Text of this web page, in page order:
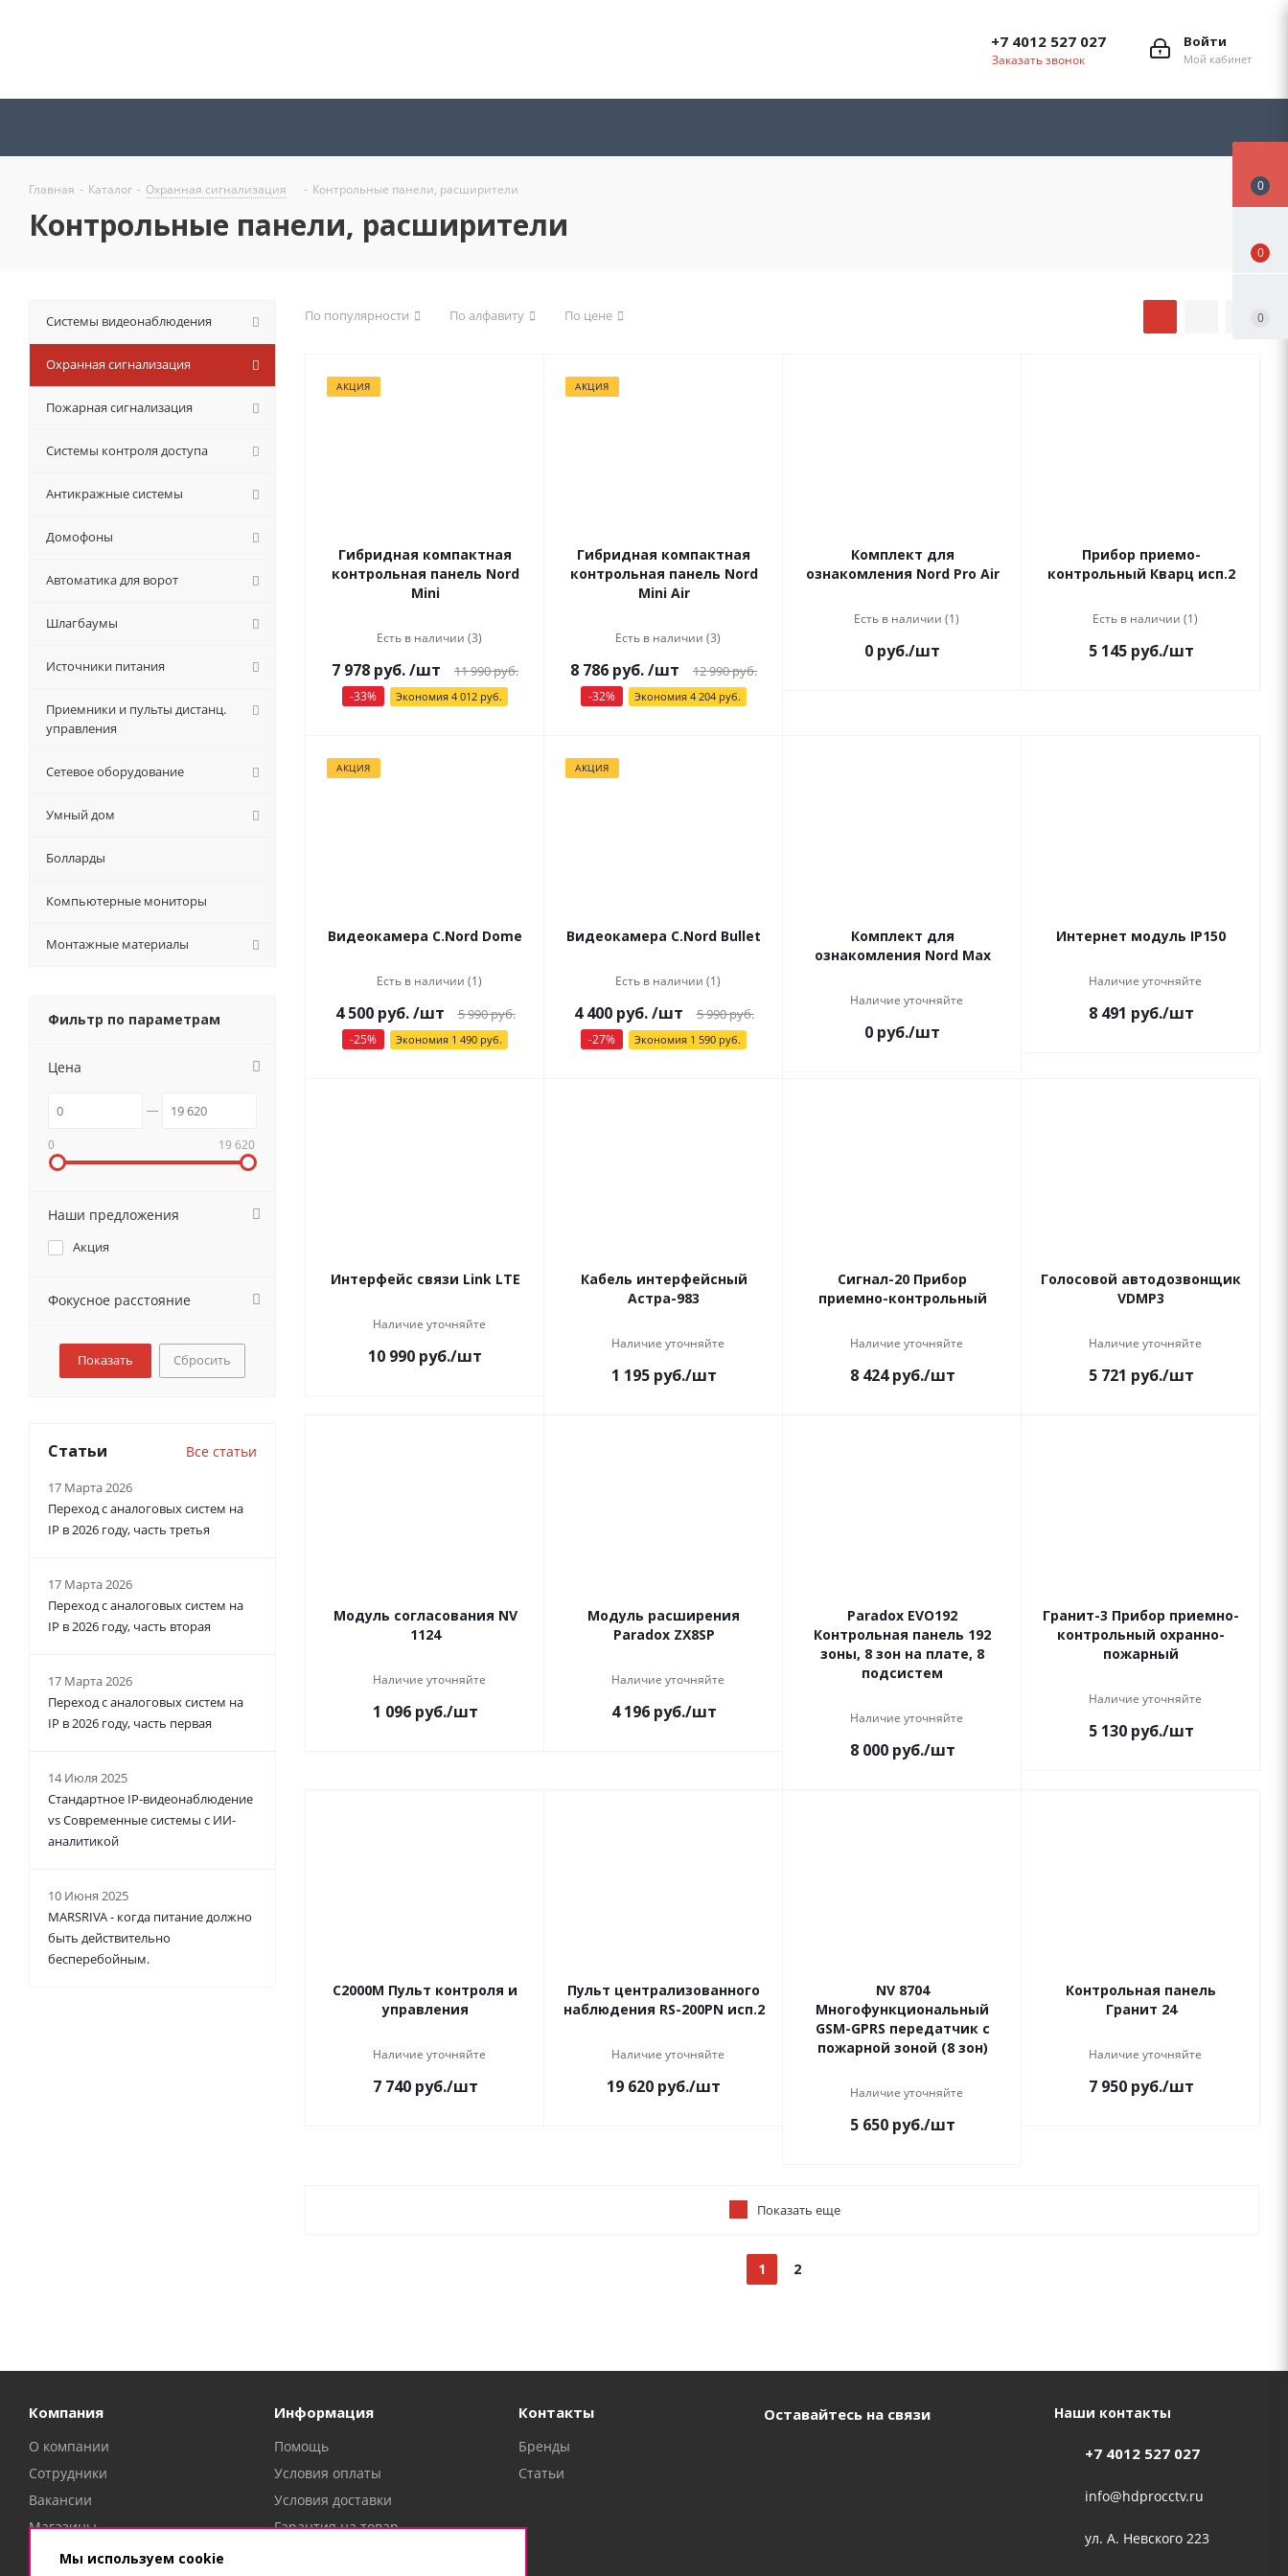
Войти
Мой кабинет
+7 4012 527 027
Заказать звонок
Главная - Каталог - Охранная сигнализация - Контрольные панели, расширители
Контрольные панели, расширители
По популярности По алфавиту По цене
АКЦИЯ
Гибридная компактная
контрольная панель Nord
Mini
Есть в наличии (3)
7 978 руб./шт 11 990руб.
-33% Экономия 4 012руб.
АКЦИЯ
Гибридная компактная
контрольная панель Nord
Mini Air
Есть в наличии (3)
8 786 руб./шт 12 990руб.
-32% Экономия 4 204руб.
Комплект для
ознакомления Nord Pro Air
Есть в наличии (1)
0 руб./шт
Прибор приемо-
контрольный Кварц исп.2
Есть в наличии (1)
5 145руб./шт
АКЦИЯ
Видеокамера C.Nord Dome
Есть в наличии (1)
4 500руб. /шт 5 990руб.
-25% Экономия 1 490руб.
АКЦИЯ
Видеокамера C.Nord Bullet
Есть в наличии (1)
4 400руб. /шт 5 990руб.
-27% Экономия 1 590руб.
Комплект для
ознакомления Nord Max
Наличие уточняйте
0 руб./шт
Интернет модуль IP150
Наличие уточняйте
8 491 руб./шт
Интерфейс связи Link LTE
Наличие уточняйте
10 990 руб./шт
Кабель интерфейсный
Астра-983
Наличие уточняйте
1 195руб./шт
Сигнал-20 Прибор
приемно-контрольный
Наличие уточняйте
8 424руб./шт
Голосовой автодозвонщик
VDMP3
Наличие уточняйте
5 721 руб./шт
Модуль согласования NV
1124
Наличие уточняйте
1 096руб./шт
Модуль расширения
Paradox ZX8SP
Наличие уточняйте
4 196руб./шт
Paradox EVO192
Контрольная панель 192
зоны, 8 зон на плате, 8
подсистем
Наличие уточняйте
8 000руб./шт
Гранит-3 Прибор приемно-
контрольный охранно-
пожарный
Наличие уточняйте
5 130руб./шт
С2000М Пульт контроля и
управления
Наличие уточняйте
7 740руб./шт
Пульт централизованного
наблюдения RS-200PN исп.2
Наличие уточняйте
19 620 руб./шт
NV 8704
Многофункциональный
GSM-GPRS передатчик с
пожарной зоной (8 зон)
Наличие уточняйте
5 650руб./шт
Контрольная панель
Гранит 24
Наличие уточняйте
7 950руб./шт
Показать еще
1 2
Системы видеонаблюдения
Охранная сигнализация
Пожарная сигнализация
Системы контроля доступа
Антикражные системы
Домофоны
Автоматика для ворот
Шлагбаумы
Источники питания
Приемники и пульты дистанц.
управления
Сетевое оборудование
Умный дом
Болларды
Компьютерные мониторы
Монтажные материалы
Фильтр по параметрам
Цена
0 19 620
Наши предложения
Акция
Фокусное расстояние
Сбросить
Статьи Все статьи
17 Марта 2026
Переход с аналоговых систем на
IP в 2026 году, часть третья
17 Марта 2026
Переход с аналоговых систем на
IP в 2026 году, часть вторая
17 Марта 2026
Переход с аналоговых систем на
IP в 2026 году, часть первая
14 Июля 2025
Стандартное IP-видеонаблюдение
vs Современные системы с ИИ-
аналитикой
10 Июня 2025
MARSRIVA - когда питание должно
быть действительно
бесперебойным.
Компания
О компании
Сотрудники
Вакансии
Магазины
Политика
Информация
Помощь
Условия оплаты
Условия доставки
Гарантия на товар
Контакты
Бренды
Статьи
Оставайтесь на связи Наши контакты
+7 4012 527 027
info@hdprocctv.ru
ул. А. Невского 223
0
0
0
Мы используем cookie